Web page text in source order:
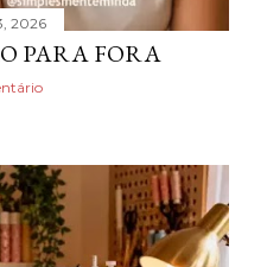
2026
PARA FORA